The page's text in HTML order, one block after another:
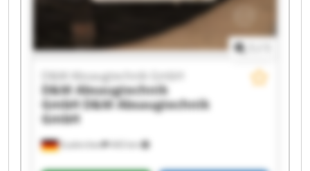
Euskirchen 443 km
D&M Absaugtechnik GmbH
D&M Absaugtechnik
GmbH D&M Absaugtechnik
GmbH